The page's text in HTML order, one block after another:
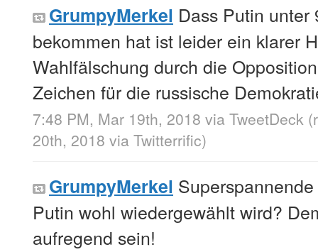
GrumpyMerkel Dass Putin
bekommen hat ist leider ein klarer
Wahlfälschung durch die
Zeichen für die russische
7:48 PM, Mar 19th, 2018 via TweetDeck
20th, 2018 via Twitterrific)
GrumpyMerkel
Putin wohl wiedergewählt wird?
aufregend sein!